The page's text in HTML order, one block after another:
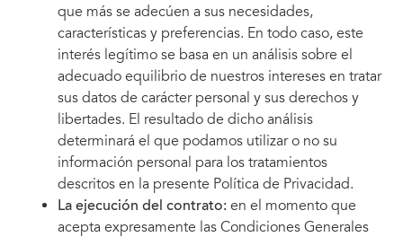
que más se adecúen a sus necesidades,
características y preferencias. En todo caso, este
interés legítimo se basa en un análisis sobre el
adecuado equilibrio de nuestros intereses en tratar
sus datos de carácter personal y sus derechos y
libertades. El resultado de dicho análisis
determinará el que podamos utilizar o no su
información personal para los tratamientos
descritos en la presente Política de Privacidad.
La ejecución del contrato: en el momento que
acepta expresamente las Condiciones Generales